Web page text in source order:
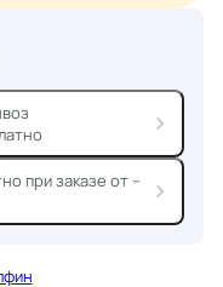
при заказе от --